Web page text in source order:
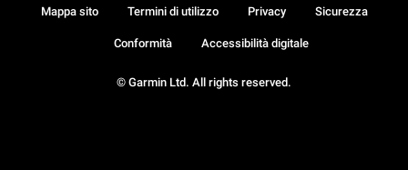
© Garmin Ltd. All rights reserved.
Mappa sito Termini di utilizzo Privacy Sicurezza
Conformità Accessibilità digitale